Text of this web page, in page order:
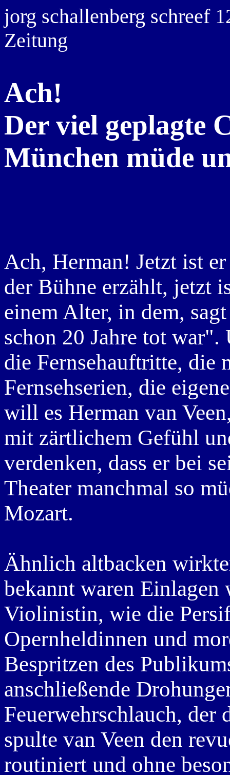
jorg schallenberg schreef
Zeitung
Ach!
Der viel geplagte
München müde
Ach, Herman! Jetzt ist
der Bühne erzählt, jetzt
einem Alter, in dem,
schon 20 Jahre tot
die Fernsehauftritte, die
Fernsehserien, die
will es Herman van
mit zärtlichem Gefühl
verdenken, dass er bei
Theater manchmal so
Mozart.
Ähnlich altbacken
bekannt waren Einlagen
Violinistin, wie die
Opernheldinnen und
Bespritzen des
anschließende
Feuerwehrschlauch, der
spulte van Veen den
routiniert und ohne